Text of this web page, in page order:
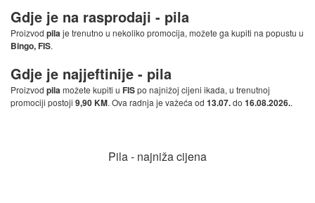
Gdje je na rasprodaji - pila
Proizvod pilaje trenutno u nekoliko promocija, možete ga kupiti na popustu u
Bingo, FIS.
Gdje je najjeftinije - pila
Proizvod pilamožete kupiti u FISpo najnižoj cijeni ikada, u trenutnoj
promociji postoji 9,90 KM. Ova radnja je važeća od 13.07.do 16.08.2026..
Pila - najniža cijena